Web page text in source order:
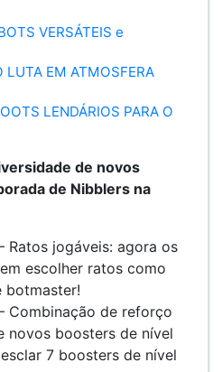
VERSÁTEIS e
LUTA EM ATMOSFERA
LENDÁRIOS PARA O
de novos
de Nibblers na
Ratos jogáveis: agora os
escolher ratos como
botmaster!
Combinação de reforço
novos boosters de nível
7 boosters de nível